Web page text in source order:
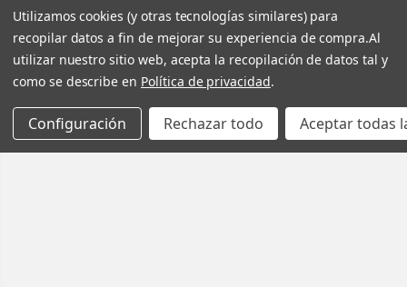
Utilizamos cookies (y otras tecnologías similares) para
recopilar datos a fin de mejorar su experiencia de compra.Al
utilizar nuestro sitio web, acepta la recopilación de datos tal y
como se describe en Política de privacidad.
Configuración Rechazar todo Aceptar todas